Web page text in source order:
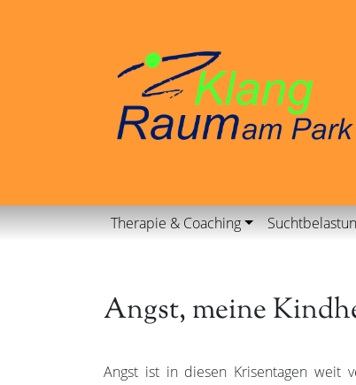
Therapie & Coaching
Angst, meine
Angst ist in diesen Krisentagen weit